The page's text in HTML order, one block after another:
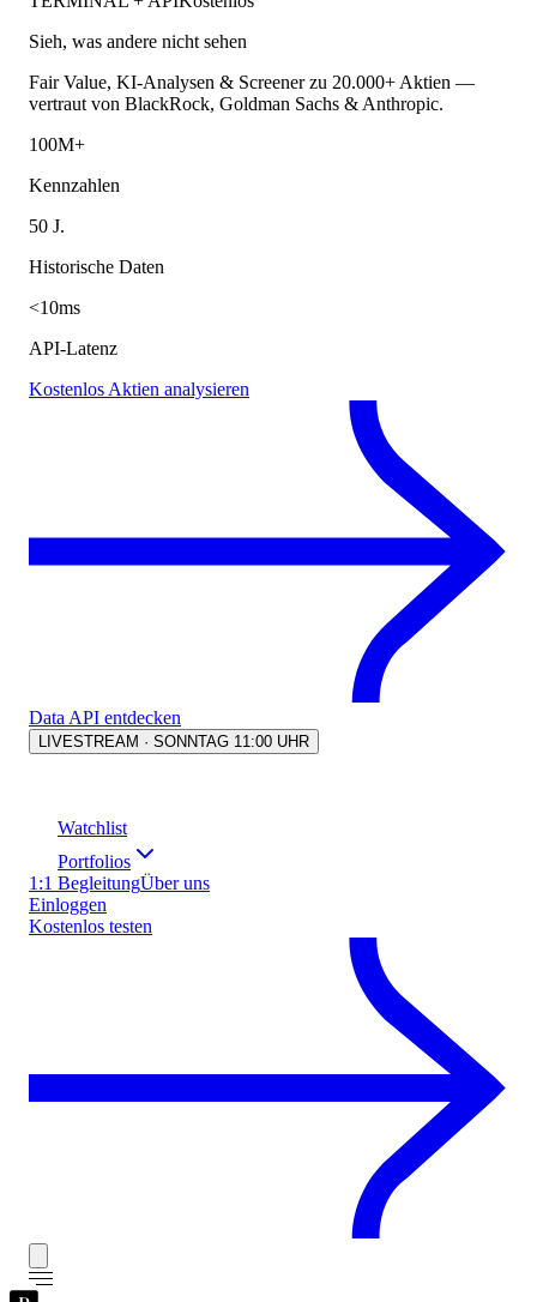
Sieh, was andere nicht sehen
Fair Value, KI-Analysen & Screener zu 20.000+ Aktien —
vertraut von BlackRock, Goldman Sachs & Anthropic.
100M+
Kennzahlen
50 J.
Historische Daten
<10ms
API-Latenz
Kostenlos Aktien analysieren
Data API entdecken
LIVESTREAM · SONNTAG 11:00 UHR
Watchlist
Portfolios
1:1 BegleitungÜber uns
Einloggen
Kostenlos testen